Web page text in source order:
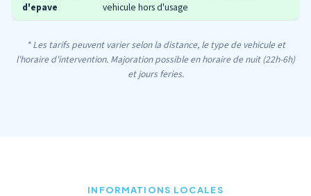
d'epave
vehicule hors d'usage
* Les tarifs peuvent varier selon la distance, le type de vehicule et
l'horaire d'intervention. Majoration possible en horaire de nuit (22h-6h)
et jours feries.
INFORMATIONS LOCALES